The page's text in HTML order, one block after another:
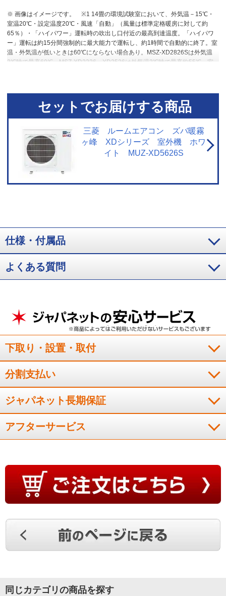
※ 画像はイメージです。
※1 14畳の環境試験室において、外気温－15℃・
室温20℃・設定温度20℃・風速「自動」（風量は標準定格暖房に対して約
65％）・「ハイパワー」運転時の吹出し口付近の最高到達温度。「ハイパワ
ー」運転は約15分間強制的に最大能力で運転し、約1時間で自動的に終了。室
温・外気温が低いときは60℃にならない場合あり。MSZ-XD2826Sは外気温
2℃時で最高60℃、MSZ-XD2226・XD2526は外気温2℃時で最高約55℃。室
の低温暖房能力比較。外気温2℃時。本製品：5.0kＷ。MSZ-R2225：2.8k
※4 「ムーブアイ」は、室内機の直下近傍を見ることができません。人
の動き・状態、室内の形状・広さなどにより正しく検知できないことがあり
ます。
※5 室内機の据付場所やお部屋の環境条件により、正確に室温を測定
できず、「冷房」運転をしないことがあります。
※6 「高温みまもり」は、
高温時の体への影響を防ぐものではありません。
※7 閉鎖された実験設備に
おける試験結果によるもので、実使用空間での効果を示すものではありませ
※8 PM2.5：2.5μｍ以下の微小粒子状物質の総称です。本エアコンで、
ーカー調べ）。換気などによる屋外からの新たな粒子の侵入は想定されてい
してください。
※11 特殊仕様なしと特殊仕様ありのエアコンでそれぞれ10
年使用後の汚れを想定（メーカー調べ）。使用環境・設置状況により効果は
異なります。
※12 特許第4698721号他。
※13 付着してしまったカビ菌に
よる汚れを取り除く機能ではございません。オゾンが発生するため、わずか
にニオイを感じることがあります。エアコン内部を乾燥させるため、最大10
で高所に上がる場合は、安全に十分ご注意ください。写真はメーカー他シリ
ーズのエアコンにおいて、フィルターカセットを取り外した後、お掃除をし
※15 エアコンやその周辺、お部屋にいる人の状態などを事前
アプリ」によるスマートフォンからの操作やスマートスピーカーを使用して
の操作が可能になります。「MyMUアプリ」を使用するために、以下のものや
環境をご用意ください。・スマートフォン（対応OS：Android™8以上、
iOS14以上）・インターネット回線（常時接続可能なブロードバンド回線、
FTTH（光ファイバー）、CATV(ケーブルTV）など。インターネット通信料は
お客様のご負担となります。）・ルーター。詳しくは取扱説明書をご覧くだ
さい。
セットでお届けする商品
三菱 ルームエアコン ズバ暖霧
ヶ峰 XDシリーズ 室外機 ホワ
イト MUZ-XD5626S
仕様・付属品
よくある質問
下取り・設置・取付
分割支払い
ジャパネット長期保証
アフターサービス
同じカテゴリの商品を探す